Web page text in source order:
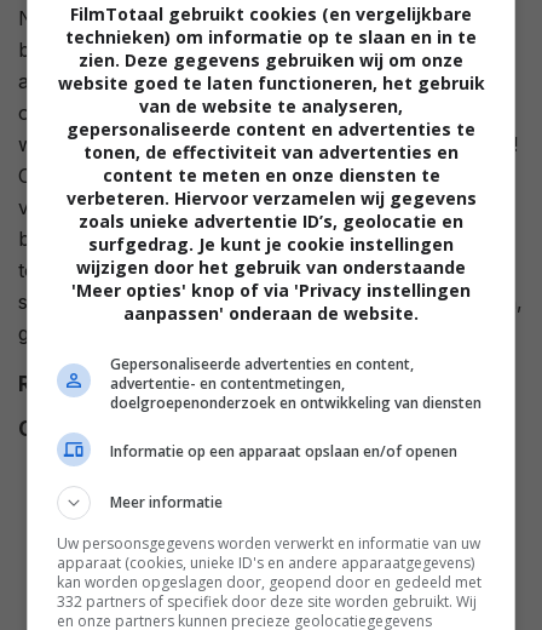
Nu volledig onthuld als de ultieme bedreiging voor het
bestaan, voert de Anti-Monitor een meedogenloze
aanval uit op de overlevende aardes die strijden om te
overleven in een klein universum. Eén voor één
worden deze werelden en al hun bewoners verdampt!
Op de overgebleven planeten wordt zelfs de tijd zelf
vernietigd, en helden uit het verleden sluiten zich aan
bij de Justice League en hun bondgenoten tegen het
toppunt van het kwaad. Maar zal het offer van de
superhelden, terwijl ze hun laatste standpunt innemen,
genoeg zijn om ons allemaal te redden?
Regie Jeff Wamester.
Cast
Troy Baker,Brian Bloom,Matt
Bomer
Ferguson,Will Friedle,Gideon
Adlon,Ike Amadi,Ashly Burch,
Zach Callison,Darren Criss
FilmTotaal gebruikt cookies (en vergelijkbare
technieken) om informatie op te slaan en in te
zien. Deze gegevens gebruiken wij om onze
website goed te laten functioneren, het gebruik
van de website te analyseren,
gepersonaliseerde content en advertenties te
tonen, de effectiviteit van advertenties en
content te meten en onze diensten te
verbeteren. Hiervoor verzamelen wij gegevens
zoals unieke advertentie ID’s, geolocatie en
surfgedrag. Je kunt je cookie instellingen
wijzigen door het gebruik van onderstaande
'Meer opties' knop of via 'Privacy instellingen
aanpassen' onderaan de website.
Gepersonaliseerde advertenties en content,
advertentie- en contentmetingen,
doelgroepenonderzoek en ontwikkeling van diensten
Informatie op een apparaat opslaan en/of openen
Meer informatie
Uw persoonsgegevens worden verwerkt en informatie van uw
apparaat (cookies, unieke ID's en andere apparaatgegevens)
kan worden opgeslagen door, geopend door en gedeeld met
332 partners of specifiek door deze site worden gebruikt. Wij
en onze partners kunnen precieze geolocatiegegevens